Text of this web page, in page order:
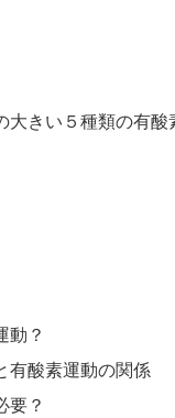
大きい５種類の有酸
動？
有酸素運動の関係
要？